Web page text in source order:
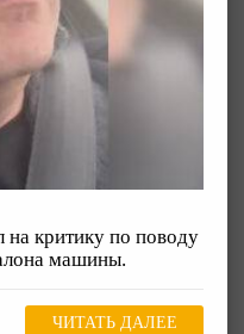
критику по поводу
машины.
ЧИТАТЬ ДАЛЕЕ